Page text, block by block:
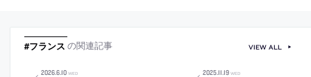
#フランス の関連記事
2026.6.10 WED 2025.11 19 WED
VIEW ALL